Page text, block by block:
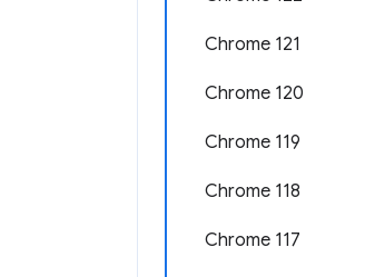
Chrome 121
Chrome 120
Chrome 119
Chrome 118
Chrome 117